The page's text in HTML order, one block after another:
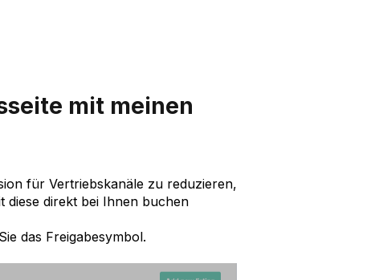
mit meinen
für Vertriebskanäle zu reduzieren,
diese direkt bei Ihnen buchen
das Freigabesymbol.